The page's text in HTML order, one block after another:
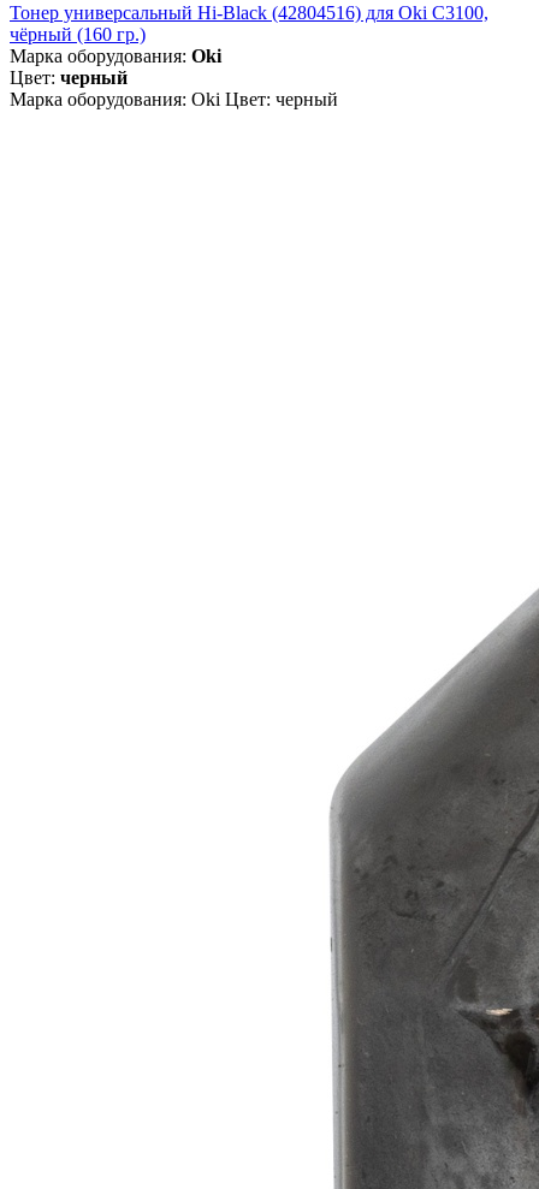
Тонер универсальный Hi-Black (42804516) для Oki С3100,
чёрный (160 гр.)
Марка оборудования: Oki
Цвет: черный
Марка оборудования: Oki Цвет: черный